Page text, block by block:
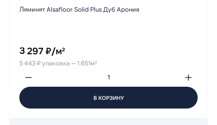
Ламинат Alsafloor Solid Plus Дуб Арония
3 297 ₽/м²
5 443 ₽ упаковка — 1.651м²
В КОРЗИНУ